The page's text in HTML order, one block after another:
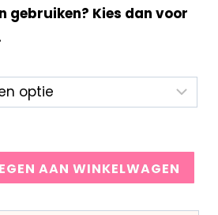
gebruiken? Kies dan voor
AAN WINKELWAGEN